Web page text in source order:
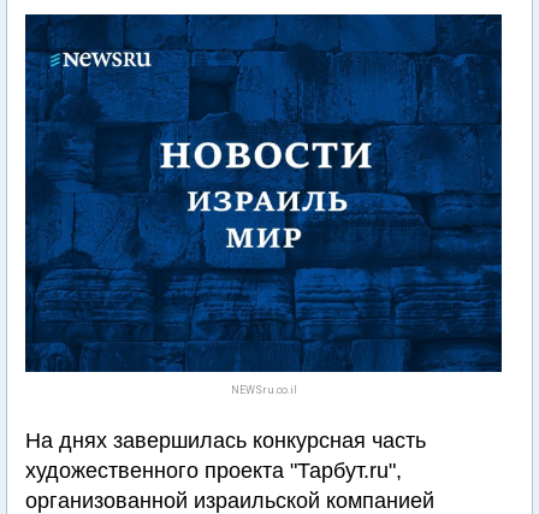
NEWSru.co.il
На днях завершилась конкурсная часть
художественного проекта "Тарбут.ru",
организованной израильской компанией